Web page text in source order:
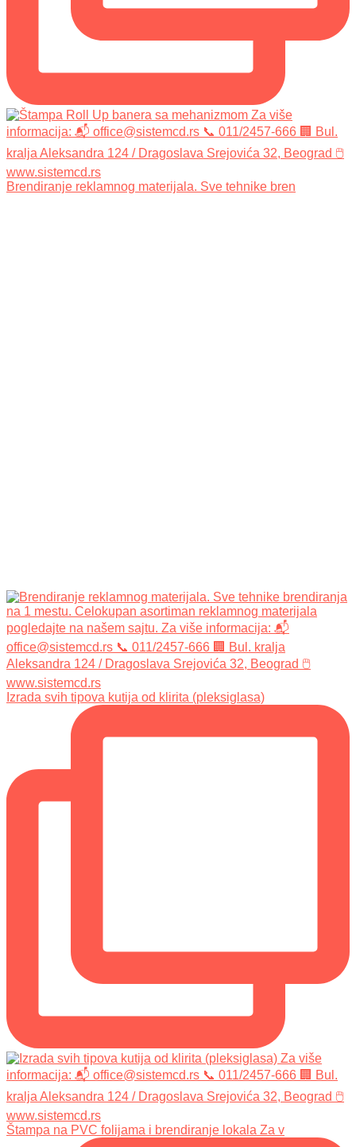
Brendiranje reklamnog materijala. Sve tehnike bren
Izrada svih tipova kutija od klirita (pleksiglasa)
Štampa na PVC folijama i brendiranje lokala Za v